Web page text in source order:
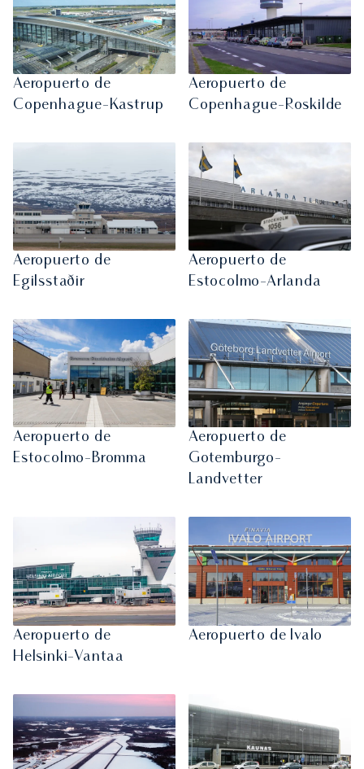
Aeropuerto de
Copenhague-Kastrup
Aeropuerto de
Copenhague-Roskilde
Aeropuerto de
Egilsstaðir
Aeropuerto de
Estocolmo-Arlanda
Aeropuerto de
Estocolmo-Bromma
Aeropuerto de
Gotemburgo-
Landvetter
Aeropuerto de
Helsinki-Vantaa
Aeropuerto de Ivalo